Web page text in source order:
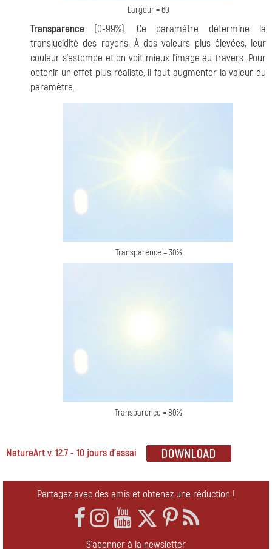
Largeur = 60
Transparence (0-99%). Ce paramètre détermine la
translucidité des rayons. À des valeurs plus élevées, leur
couleur s'estompe et on voit mieux l'image au travers. Pour
obtenir un effet plus réaliste, il faut augmenter la valeur du
paramètre.
Transparence = 30%
Transparence = 80%
NatureArt v. 12.7 - 10 jours d'essai
Partagez avec des amis et obtenez une réduction !
S'abonner à la newsletter